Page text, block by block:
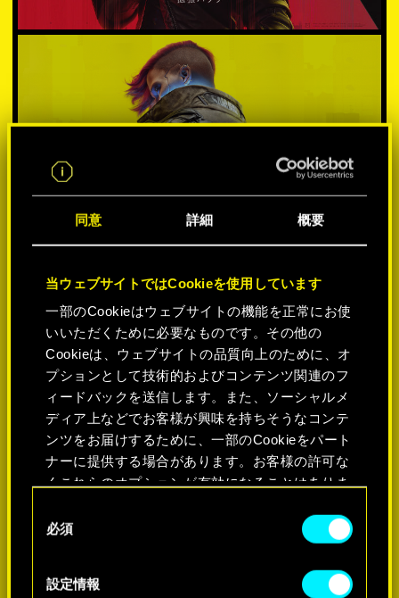
同意 詳細 概要
当ウェブサイトではCookieを使用しています
一部のCookieはウェブサイトの機能を正常にお使
いいただくために必要なものです。その他の
Cookieは、ウェブサイトの品質向上のために、オ
プションとして技術的およびコンテンツ関連のフ
ィードバックを送信します。また、ソーシャルメ
ディア上などでお客様が興味を持ちそうなコンテ
ンツをお届けするために、一部のCookieをパート
ナーに提供する場合があります。お客様の許可な
くこれらのオプションが有効になることはありま
Cookieの使用およびパフォーマンスの変更点に関
する詳細は、下記の「設定」メニューでご確認く
ださい。
必須
設定情報
プラットフォームを選択:
-50%